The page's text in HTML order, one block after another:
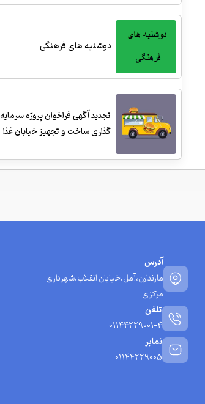
دوشنبه های فرهنگی
تجدید آگهی فراخوان پروژه سرمایه
گذاری ساخت و تجهیز خیابان غذا
آدرس
مازندارن،آمل،خیابان انقلاب،شهرداری
مرکزی
تلفن
01144229001-4
نمابر
01144229005